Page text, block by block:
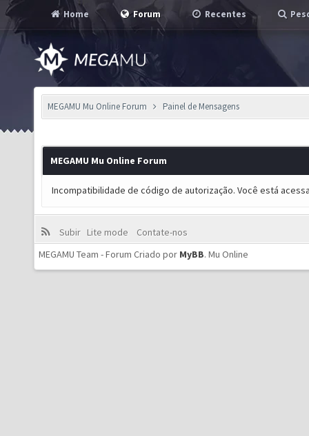
Home Forum Recentes
MEGAMU Mu Online Forum Painel de Mensagens
MEGAMU Mu Online Forum
Incompatibilidade de código de autorização. Você está
Subir Lite mode
Contate-nos
MEGAMU Team - Forum Criado por MyBB. Mu Online